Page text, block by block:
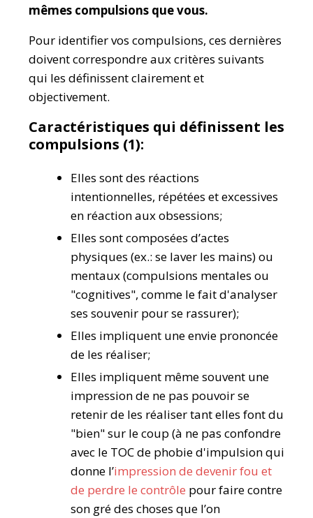
mêmes compulsions que vous.
Pour identifier vos compulsions, ces dernières
doivent correspondre aux critères suivants
qui les définissent clairement et
objectivement.
Caractéristiques qui définissent les
compulsions (1):
Elles sont des réactions
intentionnelles, répétées et excessives
en réaction aux obsessions;
Elles sont composées d’actes
physiques (ex.: se laver les mains) ou
mentaux (compulsions mentales ou
"cognitives", comme le fait d'analyser
ses souvenir pour se rassurer);
Elles impliquent une envie prononcée
de les réaliser;
Elles impliquent même souvent une
impression de ne pas pouvoir se
retenir de les réaliser tant elles font du
"bien" sur le coup (à ne pas confondre
avec le TOC de phobie d'impulsion qui
donne l’impression de devenir fou et
de perdre le contrôle pour faire contre
son gré des choses que l’on